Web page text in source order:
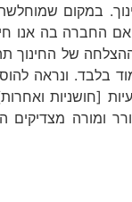
במקום
אם החברה בה
של החינוך
בלבד. ונראה
[חושניות
ומורה מצדיקים